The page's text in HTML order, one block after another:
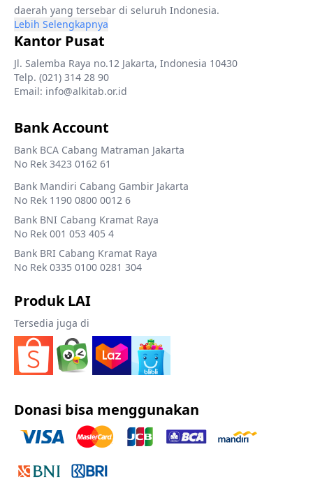
daerah yang tersebar di seluruh Indonesia.
Lebih Selengkapnya
Kantor Pusat
Jl. Salemba Raya no.12 Jakarta, Indonesia 10430
Telp. (021) 314 28 90
Email: info@alkitab.or.id
Bank Account
Bank BCA Cabang Matraman Jakarta
No Rek 3423 0162 61
Bank Mandiri Cabang Gambir Jakarta
No Rek 1190 0800 0012 6
Bank BNI Cabang Kramat Raya
No Rek 001 053 405 4
Bank BRI Cabang Kramat Raya
No Rek 0335 0100 0281 304
Produk LAI
Tersedia juga di
Donasi bisa menggunakan